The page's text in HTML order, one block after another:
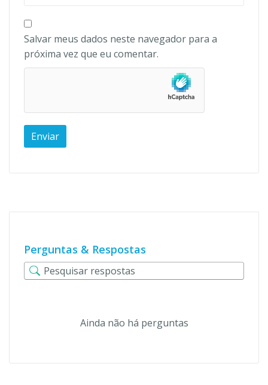
Salvar meus dados neste navegador para a
próxima vez que eu comentar.
Perguntas & Respostas
Ainda não há perguntas